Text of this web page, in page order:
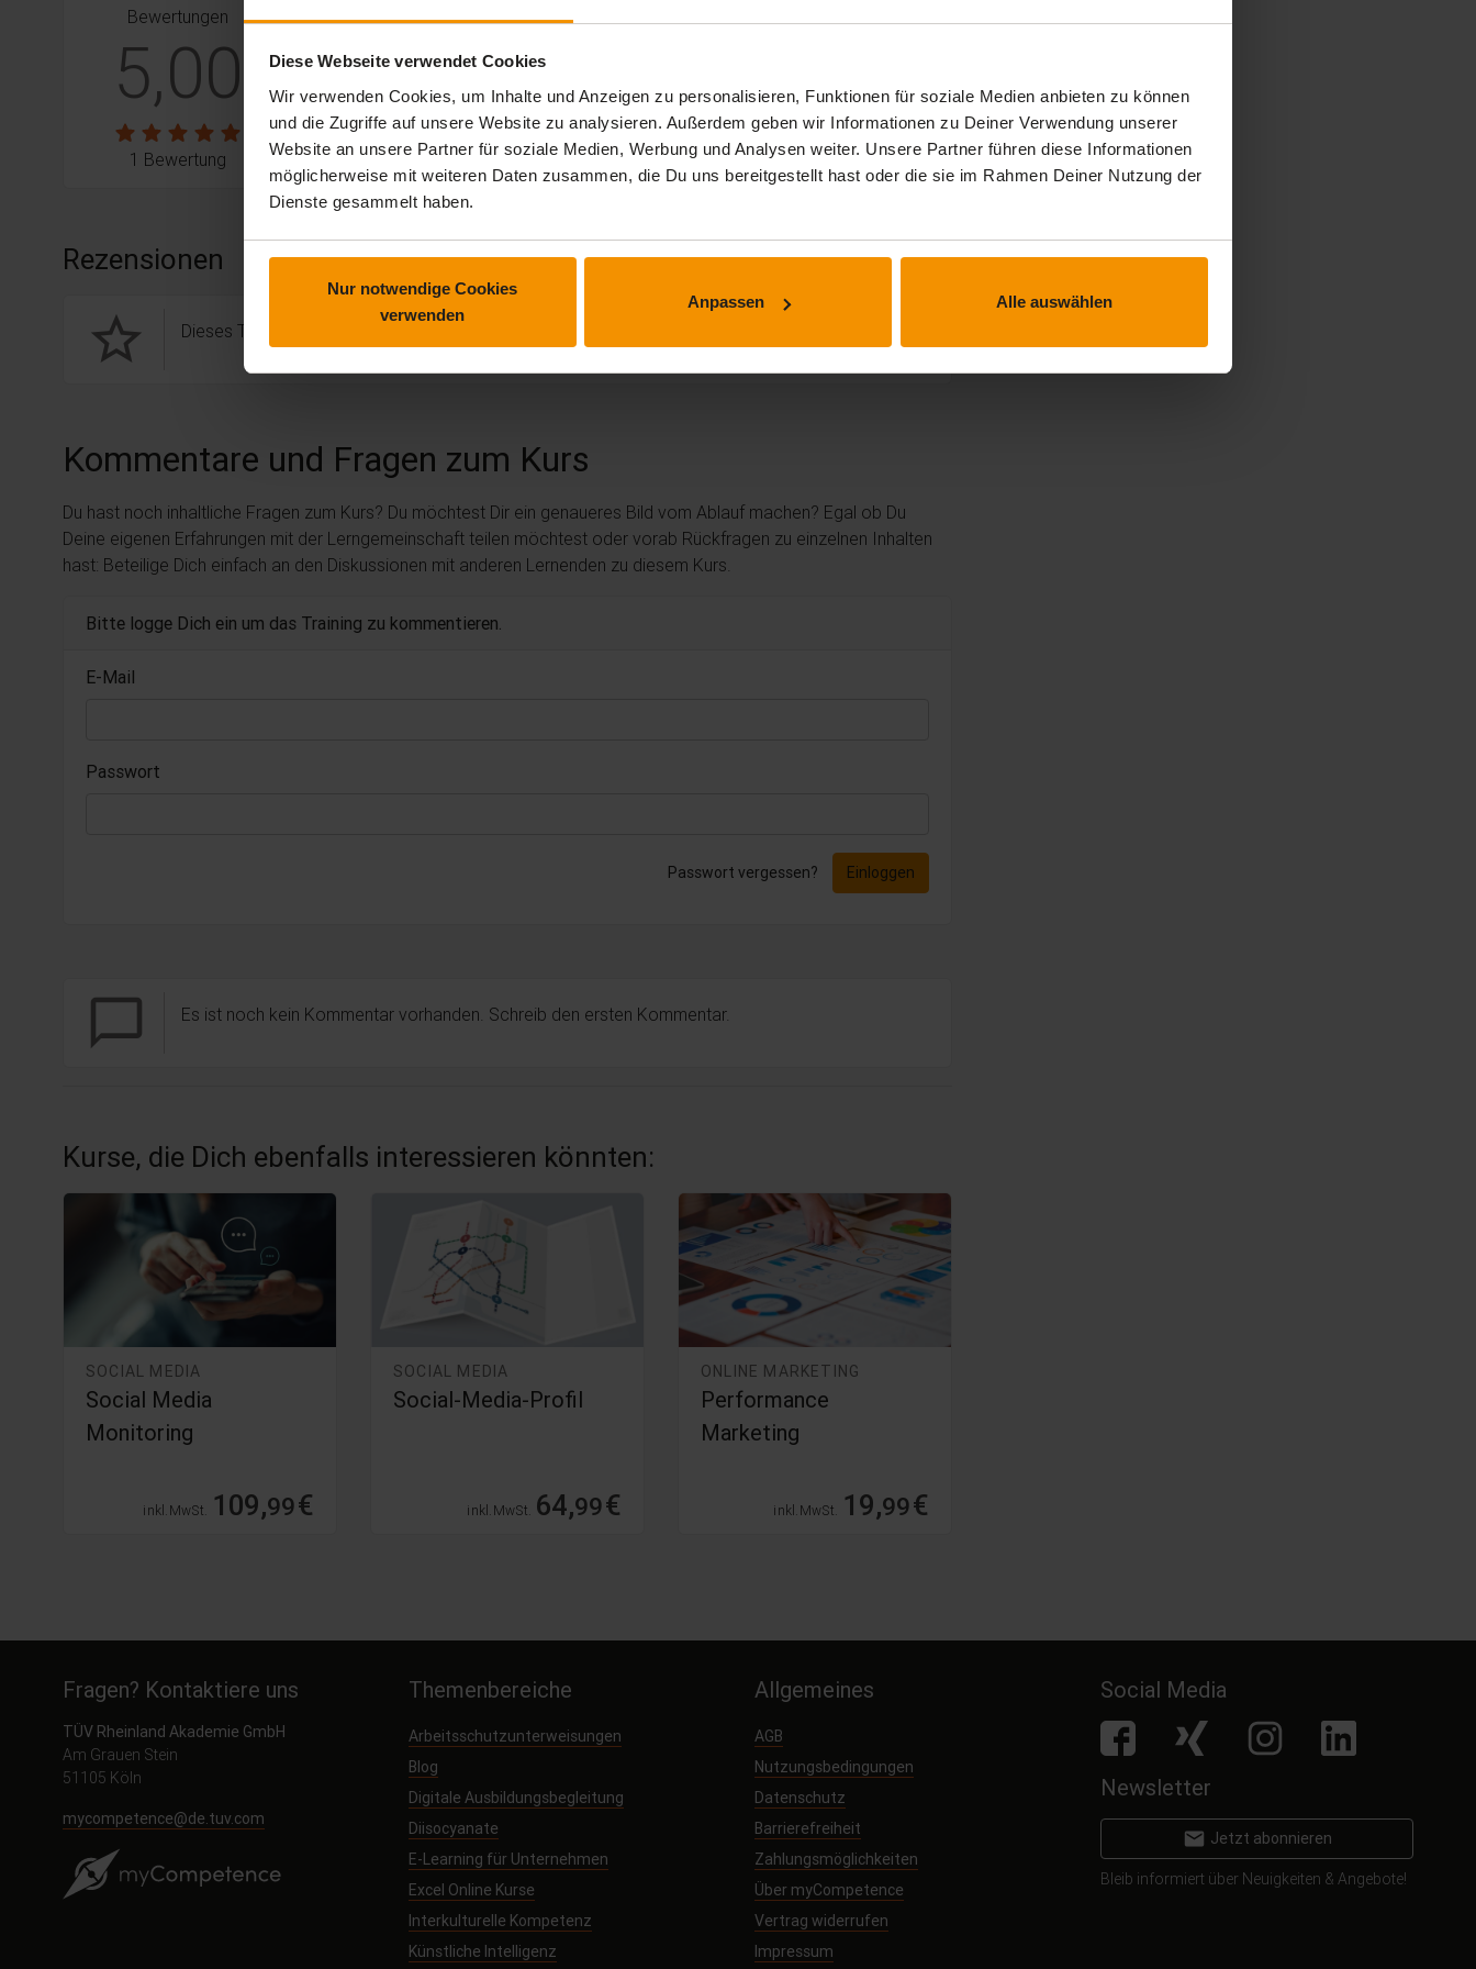
Diese Webseite verwendet Cookies
Wir verwenden Cookies, um Inhalte und Anzeigen zu personalisieren, Funktionen für soziale Medien anbieten zu können
und die Zugriffe auf unsere Website zu analysieren. Außerdem geben wir Informationen zu Deiner Verwendung unserer
Website an unsere Partner für soziale Medien, Werbung und Analysen weiter. Unsere Partner führen diese Informationen
möglicherweise mit weiteren Daten zusammen, die Du uns bereitgestellt hast oder die sie im Rahmen Deiner Nutzung der
Dienste gesammelt haben.
Nur notwendige Cookies
verwenden
Anpassen Alle auswählen
Bewertungen
5,00
1 Bewertung
4stars:
3 stars: 0
Bewertungen
stars: 0
Bewertungen
1stars: 0
Bewertungen
Rezensionen
star_border Dieses Training hat noch keine Rezension erhalten.
Kommentare und Fragen zum Kurs
Du hast noch inhaltliche Fragen zum Kurs? Du möchtest Dir ein genaueres Bild vom Ablauf machen? Egal ob Du
Deine eigenen Erfahrungen mit der Lerngemeinschaft teilen möchtest oder vorab Rückfragen zu einzelnen Inhalten
hast: Beteilige Dich einfach an den Diskussionen mit anderen Lernenden zu diesem Kurs.
Bitte logge Dich ein um das Training zu kommentieren.
E-Mail
Passwort
Passwort vergessen? Einloggen
chat_bubble_outline Es ist noch kein Kommentar vorhanden. Schreib den ersten Kommentar.
Kurse, die Dich ebenfalls interessieren könnten:
SOCIAL MEDIA
Social Media
Monitoring
inkl. MwSt. 109,99€
SOCIAL MEDIA
Social-Media-Profil
inkl. MwSt. 64,99€
ONLINE MARKETING
Performance
Marketing
inkl. MwSt. 19,99€
Fragen? Kontaktiere uns
TÜV Rheinland Akademie GmbH
Am Grauen Stein
51105 Köln
mycompetence@de.tuv.com
Themenbereiche
Arbeitsschutzunterweisungen
Blog
Digitale Ausbildungsbegleitung
Diisocyanate
E-Learning für Unternehmen
Excel Online Kurse
Interkulturelle Kompetenz
Künstliche Intelligenz
Allgemeines
AGB
Nutzungsbedingungen
Datenschutz
Barrierefreiheit
Zahlungsmöglichkeiten
Über myCompetence
Vertrag widerrufen
Impressum
Social Media
facebook Xing Instagram LinkedIn
Newsletter
email Jetzt abonnieren
Bleib informiert über Neuigkeiten & Angebote!